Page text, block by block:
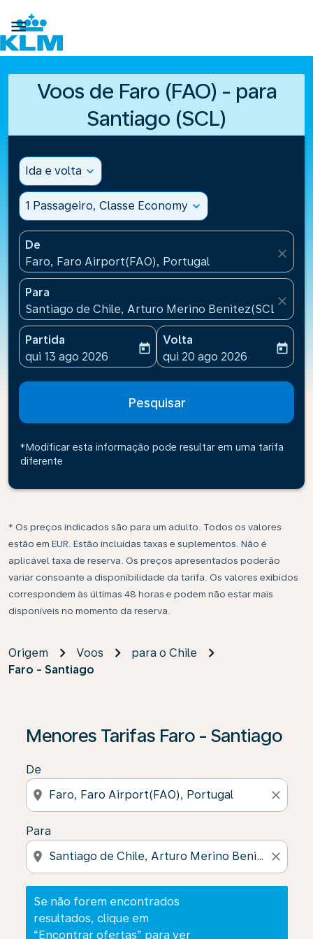

Voos de Faro (FAO) - para
Santiago (SCL)
Ida e volta expand_more
1 Passageiro, Classe Economy expand_more
De
Faro, Faro Airport(FAO), Portugal
close
Para
Santiago de Chile, Arturo Merino Benitez(SCL),
close
Partida
fc-booking-departure-date-aria-label
qui 13 ago 2026
today
Volta
fc-booking-return-date-
qui 20 ago 2026
today
Pesquisar
*Modificar esta informação pode resultar em uma tarifa
diferente
* Os preços indicados são para um adulto. Todos os valores
estão em EUR. Estão incluídas taxas e suplementos. Não é
aplicável taxa de reserva. Os preços apresentados poderão
variar consoante a disponibilidade da tarifa. Os valores exibidos
correspondem às últimas 48 horas e podem não estar mais
disponíveis no momento da reserva.
Origem Voos
para o Chile
Faro - Santiago
Menores Tarifas Faro - Santiago
De
location_on close
Para
location_on close
Se não forem encontrados
resultados, clique em
“Encontrar ofertas” para ver
Se não forem encontrados resultados, clique em